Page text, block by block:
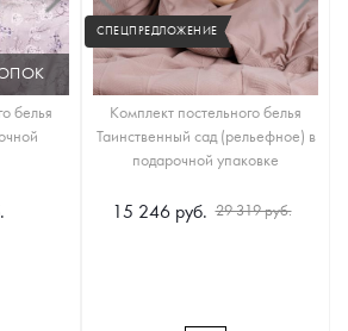
белья
СПЕЦПРЕДЛОЖЕНИЕ
Комплект постельного белья
Таинственный сад (рельефное) в
подарочной упаковке
15 246 руб. 29 319 руб.